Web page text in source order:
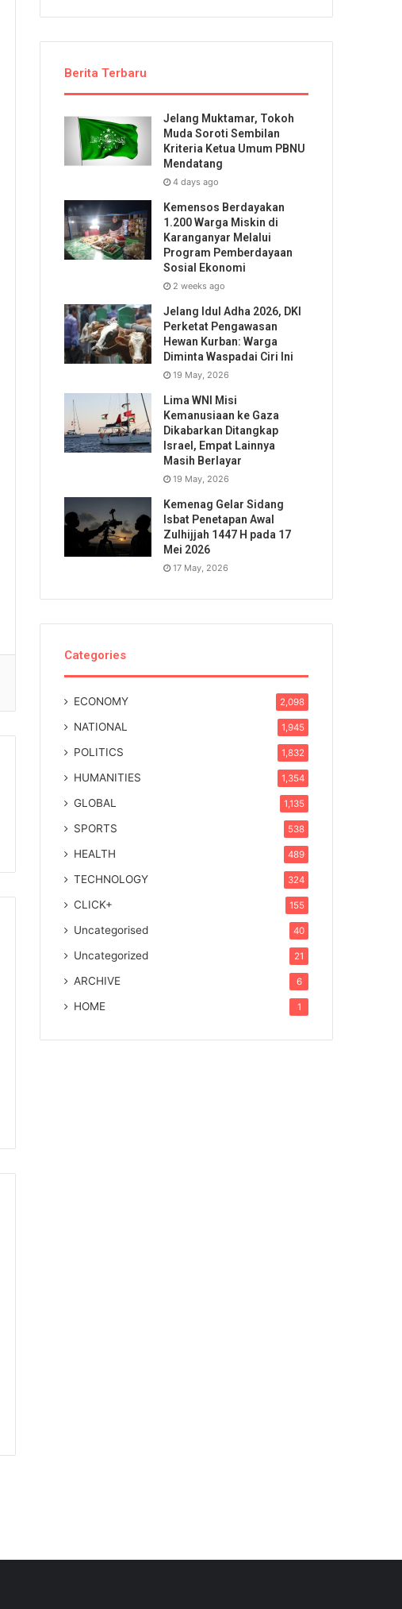
Berita Terbaru
Jelang Muktamar, Tokoh
Muda Soroti Sembilan
Kriteria Ketua Umum PBNU
Mendatang
4 days ago
Kemensos Berdayakan
1.200 Warga Miskin di
Karanganyar Melalui
Program Pemberdayaan
Sosial Ekonomi
2 weeks ago
Jelang Idul Adha 2026, DKI
Perketat Pengawasan
Hewan Kurban: Warga
Diminta Waspadai Ciri Ini
19 May, 2026
Lima WNI Misi
Kemanusiaan ke Gaza
Dikabarkan Ditangkap
Israel, Empat Lainnya
Masih Berlayar
19 May, 2026
Kemenag Gelar Sidang
Isbat Penetapan Awal
Zulhijjah 1447 H pada 17
Mei 2026
17 May, 2026
Categories
ECONOMY 2,098
NATIONAL 1,945
POLITICS 1,832
HUMANITIES 1,354
GLOBAL 1,135
SPORTS 538
HEALTH 489
TECHNOLOGY 324
CLICK+ 155
Uncategorised 40
Uncategorized 21
ARCHIVE 6
HOME 1